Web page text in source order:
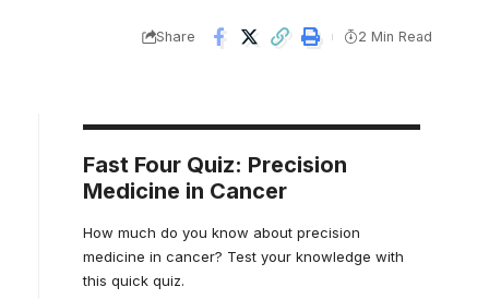
Share 2 Min Read
Fast Four Quiz: Precision
Medicine in Cancer
How much do you know about precision
medicine in cancer? Test your knowledge with
this quick quiz.